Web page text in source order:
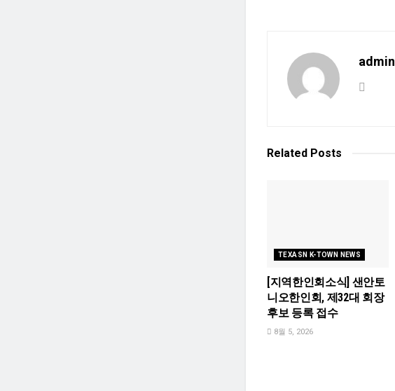
admin
Related Posts
TEXASN K-TOWN NEWS
[지역한인회소식] 샌안토
니오한인회, 제32대 회장
후보 등록 접수
8월 5, 2026